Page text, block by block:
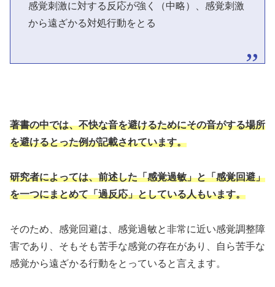
感覚刺激に対する反応が強く（中略）、感覚刺激
から遠ざかる対処行動をとる
著書の中では、不快な音を避けるためにその音がする場所
を避けるとった例が記載されています。
研究者によっては、前述した「感覚過敏」と「感覚回避」
を一つにまとめて「過反応」としている人もいます。
そのため、感覚回避は、感覚過敏と非常に近い感覚調整障
害であり、そもそも苦手な感覚の存在があり、自ら苦手な
感覚から遠ざかる行動をとっていると言えます。